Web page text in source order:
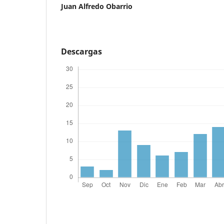
Juan Alfredo Obarrio
Descargas